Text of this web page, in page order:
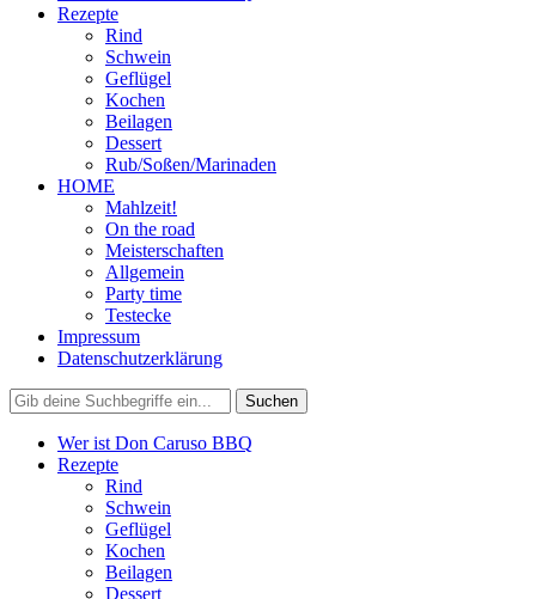
Rezepte
Rind
Schwein
Geflügel
Kochen
Beilagen
Dessert
Rub/Soßen/Marinaden
HOME
Mahlzeit!
On the road
Meisterschaften
Allgemein
Party time
Testecke
Impressum
Datenschutzerklärung
Wer ist Don Caruso BBQ
Rezepte
Rind
Schwein
Geflügel
Kochen
Beilagen
Dessert